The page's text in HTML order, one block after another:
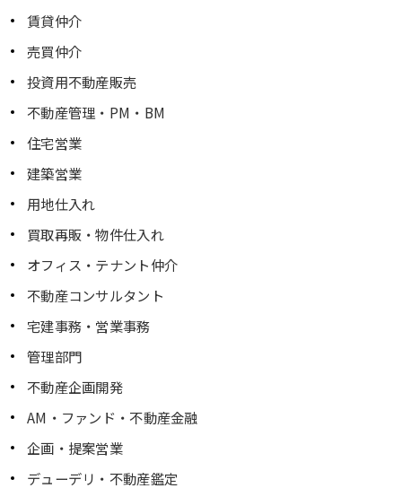
賃貸仲介
売買仲介
投資用不動産販売
不動産管理・PM・BM
住宅営業
建築営業
用地仕入れ
買取再販・物件仕入れ
オフィス・テナント仲介
不動産コンサルタント
宅建事務・営業事務
管理部門
不動産企画開発
AM・ファンド・不動産金融
企画・提案営業
デューデリ・不動産鑑定